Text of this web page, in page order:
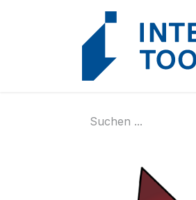
Cookie-Einstellungen